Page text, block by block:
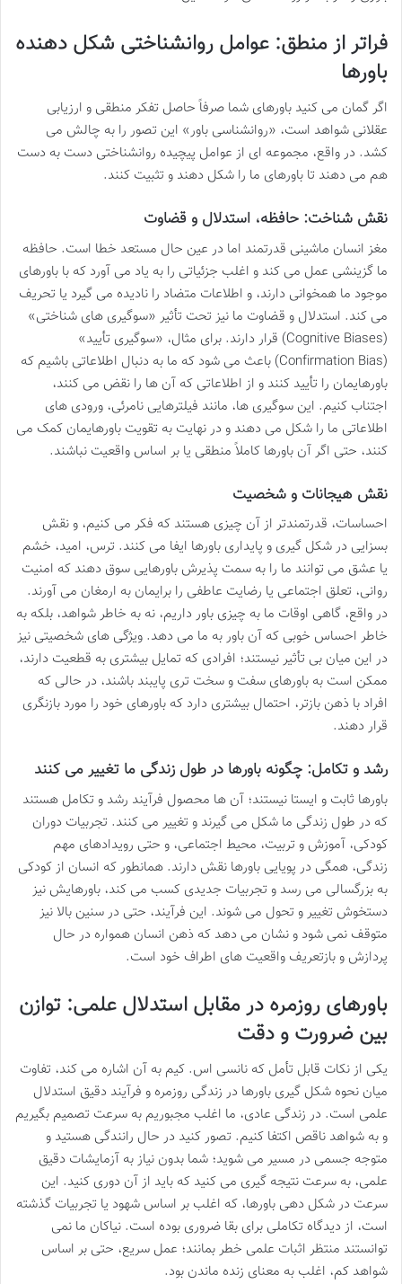
فراتر از منطق: عوامل روانشناختی شکل دهنده
باورها
اگر گمان می کنید باورهای شما صرفاً حاصل تفکر منطقی و ارزیابی
عقلانی شواهد است، «روانشناسی باور» این تصور را به چالش می
کشد. در واقع، مجموعه ای از عوامل پیچیده روانشناختی دست به دست
هم می دهند تا باورهای ما را شکل دهند و تثبیت کنند.
نقش شناخت: حافظه، استدلال و قضاوت
مغز انسان ماشینی قدرتمند اما در عین حال مستعد خطا است. حافظه
ما گزینشی عمل می کند و اغلب جزئیاتی را به یاد می آورد که با باورهای
موجود ما همخوانی دارند، و اطلاعات متضاد را نادیده می گیرد یا تحریف
می کند. استدلال و قضاوت ما نیز تحت تأثیر «سوگیری های شناختی»
(Cognitive Biases) قرار دارند. برای مثال، «سوگیری تأیید»
(Confirmation Bias) باعث می شود که ما به دنبال اطلاعاتی باشیم که
باورهایمان را تأیید کنند و از اطلاعاتی که آن ها را نقض می کنند،
اجتناب کنیم. این سوگیری ها، مانند فیلترهایی نامرئی، ورودی های
اطلاعاتی ما را شکل می دهند و در نهایت به تقویت باورهایمان کمک می
کنند، حتی اگر آن باورها کاملاً منطقی یا بر اساس واقعیت نباشند.
نقش هیجانات و شخصیت
احساسات، قدرتمندتر از آن چیزی هستند که فکر می کنیم، و نقش
بسزایی در شکل گیری و پایداری باورها ایفا می کنند. ترس، امید، خشم
یا عشق می توانند ما را به سمت پذیرش باورهایی سوق دهند که امنیت
روانی، تعلق اجتماعی یا رضایت عاطفی را برایمان به ارمغان می آورند.
در واقع، گاهی اوقات ما به چیزی باور داریم، نه به خاطر شواهد، بلکه به
خاطر احساس خوبی که آن باور به ما می دهد. ویژگی های شخصیتی نیز
در این میان بی تأثیر نیستند؛ افرادی که تمایل بیشتری به قطعیت دارند،
ممکن است به باورهای سفت و سخت تری پایبند باشند، در حالی که
افراد با ذهن بازتر، احتمال بیشتری دارد که باورهای خود را مورد بازنگری
قرار دهند.
رشد و تکامل: چگونه باورها در طول زندگی ما تغییر می کنند
باورها ثابت و ایستا نیستند؛ آن ها محصول فرآیند رشد و تکامل هستند
که در طول زندگی ما شکل می گیرند و تغییر می کنند. تجربیات دوران
کودکی، آموزش و تربیت، محیط اجتماعی، و حتی رویدادهای مهم
زندگی، همگی در پویایی باورها نقش دارند. همانطور که انسان از کودکی
به بزرگسالی می رسد و تجربیات جدیدی کسب می کند، باورهایش نیز
دستخوش تغییر و تحول می شوند. این فرآیند، حتی در سنین بالا نیز
متوقف نمی شود و نشان می دهد که ذهن انسان همواره در حال
پردازش و بازتعریف واقعیت های اطراف خود است.
باورهای روزمره در مقابل استدلال علمی: توازن
بین ضرورت و دقت
یکی از نکات قابل تأمل که نانسی اس. کیم به آن اشاره می کند، تفاوت
میان نحوه شکل گیری باورها در زندگی روزمره و فرآیند دقیق استدلال
علمی است. در زندگی عادی، ما اغلب مجبوریم به سرعت تصمیم بگیریم
و به شواهد ناقص اکتفا کنیم. تصور کنید در حال رانندگی هستید و
متوجه جسمی در مسیر می شوید؛ شما بدون نیاز به آزمایشات دقیق
علمی، به سرعت نتیجه گیری می کنید که باید از آن دوری کنید. این
سرعت در شکل دهی باورها، که اغلب بر اساس شهود یا تجربیات گذشته
است، از دیدگاه تکاملی برای بقا ضروری بوده است. نیاکان ما نمی
توانستند منتظر اثبات علمی خطر بمانند؛ عمل سریع، حتی بر اساس
شواهد کم، اغلب به معنای زنده ماندن بود.